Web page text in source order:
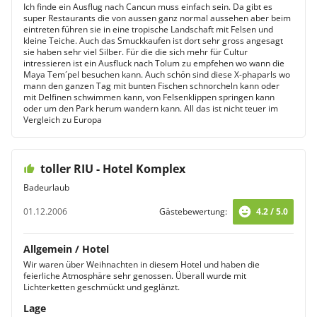
Ich finde ein Ausflug nach Cancun muss einfach sein. Da gibt es
super Restaurants die von aussen ganz normal aussehen aber beim
eintreten führen sie in eine tropische Landschaft mit Felsen und
kleine Teiche. Auch das Smuckkaufen ist dort sehr gross angesagt
sie haben sehr viel Silber. Für die die sich mehr für Cultur
intressieren ist ein Ausfluck nach Tolum zu empfehen wo wann die
Maya Tem´pel besuchen kann. Auch schön sind diese X-phaparls wo
mann den ganzen Tag mit bunten Fischen schnorcheln kann oder
mit Delfinen schwimmen kann, von Felsenklippen springen kann
oder um den Park herum wandern kann. All das ist nicht teuer im
Vergleich zu Europa
toller RIU - Hotel Komplex
Badeurlaub
01.12.2006
Gästebewertung: 4.2 / 5.0
Allgemein / Hotel
Wir waren über Weihnachten in diesem Hotel und haben die
feierliche Atmosphäre sehr genossen. Überall wurde mit
Lichterketten geschmückt und geglänzt.
Lage